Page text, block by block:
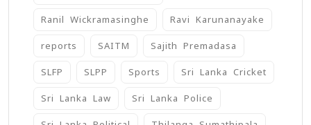
Ranil Wickramasinghe Ravi Karunanayake
reports SAITM Sajith Premadasa
SLFP SLPP Sports Sri Lanka Cricket
Sri Lanka Law Sri Lanka Police